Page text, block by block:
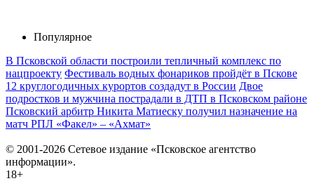
Популярное
В Псковской области построили тепличный комплекс по
нацпроекту Фестиваль водных фонариков пройдёт в Пскове
12 круглогодичных курортов создадут в России Двое
подростков и мужчина пострадали в ДТП в Псковском районе
Псковский арбитр Никита Матиеску получил назначение на
матч РПЛ «Факел» – «Ахмат»
© 2001-2026 Сетевое издание «Псковское агентство
информации».
18+